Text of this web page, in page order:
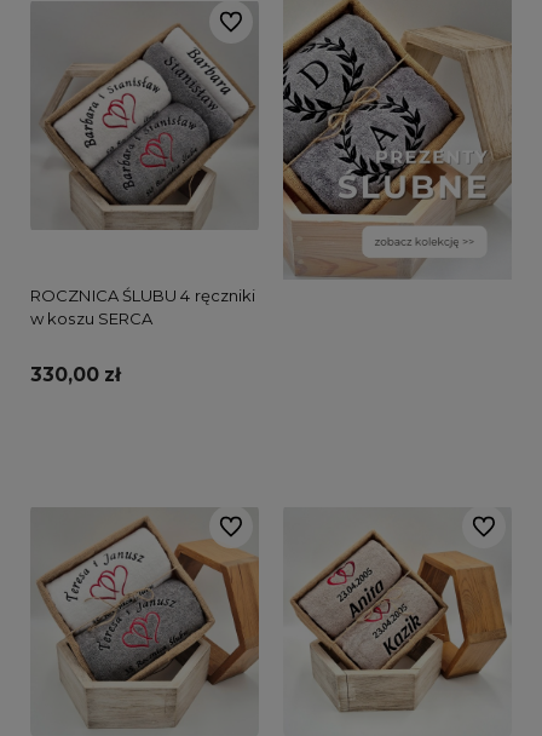
ROCZNICA ŚLUBU 4 ręczniki
w koszu SERCA
330,00 zł
Do ulubionych
Do ulubionych Do